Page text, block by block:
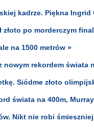
kadrze. Piękna
złoto po morderczym
na 1500 metrów »
nowym rekordem świata
Siódme złoto
świata na 400m,
Nikt nie robi